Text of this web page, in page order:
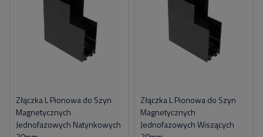
Złączka L Pionowa do Szyn
Magnetycznych
Jednofazowych Natynkowych
Złączka L Pionowa do Szyn
Magnetycznych
Jednofazowych Wiszących